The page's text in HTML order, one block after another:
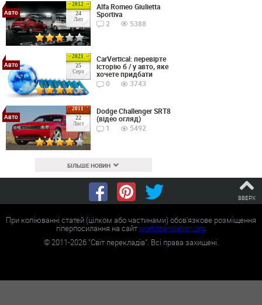
2012
24
Лип
Авто
Alfa Romeo Giulietta
Sportiva
2
5388
2021
25
Серп
Авто
CarVertical: перевірте
історію б / у авто, яке
хочете придбати
0
3743
2011
22
Лист
Авто
Dodge Challenger SRT8
(відео огляд)
1
5492
БІЛЬШЕ НОВИН
ВВЕРХ
При копіюванні статей (цілком або частинами) обов'язкове розміщення
гіперпосилання на сайтworldtranslation.org.
©2011-2026"Світ перекладів". Всі права захищені.